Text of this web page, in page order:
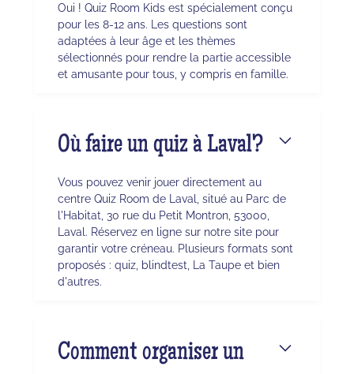
Oui ! Quiz Room Kids est spécialement conçu
pour les 8-12 ans. Les questions sont
adaptées à leur âge et les thèmes
sélectionnés pour rendre la partie accessible
et amusante pour tous, y compris en famille.
Où faire un quiz à Laval?
Vous pouvez venir jouer directement au
centre Quiz Room de Laval, situé au Parc de
l'Habitat, 30 rue du Petit Montron, 53000,
Laval. Réservez en ligne sur notre site pour
garantir votre créneau. Plusieurs formats sont
proposés : quiz, blindtest, La Taupe et bien
d'autres.
Comment organiser un